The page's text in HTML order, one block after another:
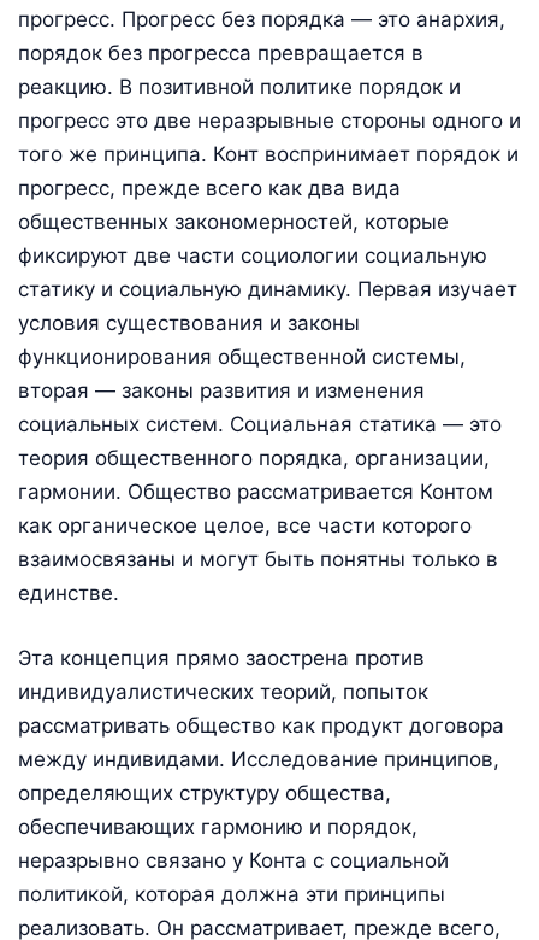
прогресс. Прогресс без порядка — это анархия,
порядок без прогресса превращается в
реакцию. В позитивной политике порядок и
прогресс это две неразрывные стороны одного и
того же принципа. Конт воспринимает порядок и
прогресс, прежде всего как два вида
общественных закономерностей, которые
фиксируют две части социологии социальную
статику и социальную динамику. Первая изучает
условия существования и законы
функционирования общественной системы,
вторая — законы развития и изменения
социальных систем. Социальная статика — это
теория общественного порядка, организации,
гармонии. Общество рассматривается Контом
как органическое целое, все части которого
взаимосвязаны и могут быть понятны только в
единстве.
Эта концепция прямо заострена против
индивидуалистических теорий, попыток
рассматривать общество как продукт договора
между индивидами. Исследование принципов,
определяющих структуру общества,
обеспечивающих гармонию и порядок,
неразрывно связано у Конта с социальной
политикой, которая должна эти принципы
реализовать. Он рассматривает, прежде всего,